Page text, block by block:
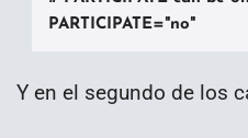
PARTICIPATE="no"
Y en el segundo de los